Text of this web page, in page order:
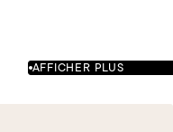
AFFICHER PLUS